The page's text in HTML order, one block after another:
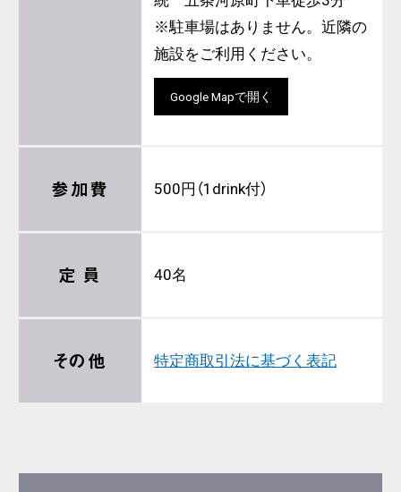
※駐車場はありません。近隣の
施設をご利用ください。
Google Mapで開く
参加費 500円（1drink付）
定 員 40名
その他 特定商取引法に基づく表記